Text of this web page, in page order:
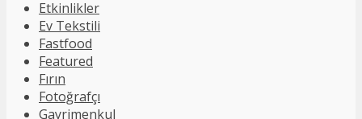
Etkinlikler
Ev Tekstili
Fastfood
Featured
Fırın
Fotoğrafçı
Gayrimenkul